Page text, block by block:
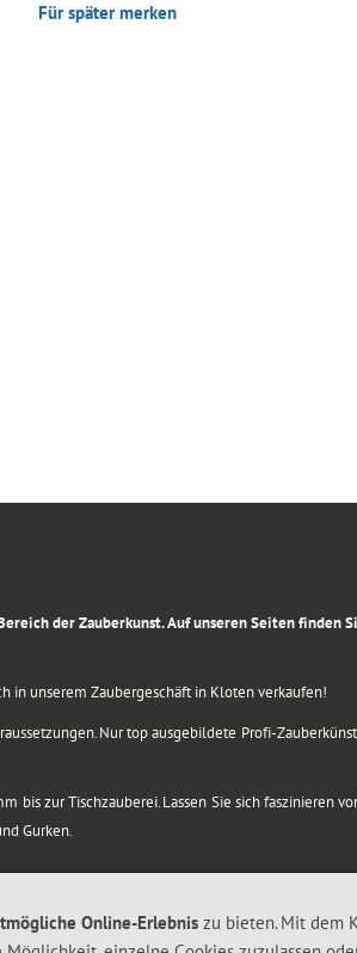
Für später merken
der Zauberkunst. Auf unseren Seiten finden
in unserem Zaubergeschäft in Kloten verkaufen!
Nur top ausgebildete Profi-
bis zur Tischzauberei. Lassen Sie sich
Gurken.
Online-Erlebnis zu bieten. Mit dem